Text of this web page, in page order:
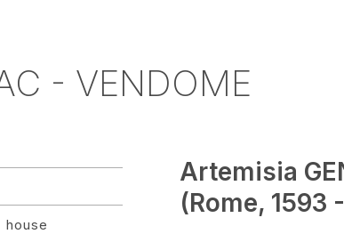
- VENDOME
Artemisia
(Rome, 1593